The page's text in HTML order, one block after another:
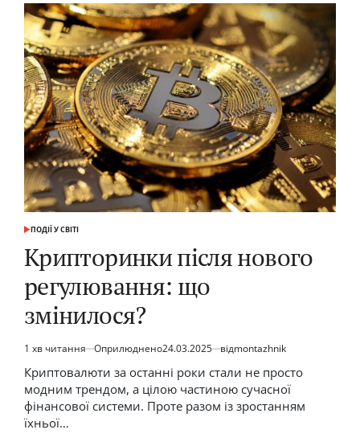
означает
время
18:18
в
ангельской
нумерологии
ОПУБЛІКУВАТИ
ПОДІЇ У СВІТІ
Крипторинки після нового
регулювання: що
змінилося?
Орієнтовний
час
читання
1 хв читання Оприлюднено24.03.2025 відmontazhnik
Криптовалюти за останні роки стали не просто
модним трендом, а цілою частиною сучасної
фінансової системи. Проте разом із зростанням
їхньої…